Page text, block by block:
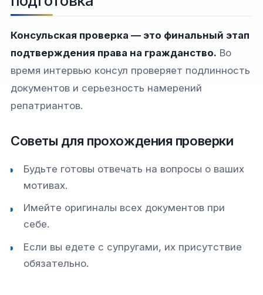
Консульская проверка — это финальный этап
подтверждения права на гражданство. Во
время интервью консул проверяет подлинность
документов и серьезность намерений
репатриантов.
Советы для прохождения проверки
Будьте готовы отвечать на вопросы о ваших
мотивах.
Имейте оригиналы всех документов при
себе.
Если вы едете с супругами, их присутствие
обязательно.